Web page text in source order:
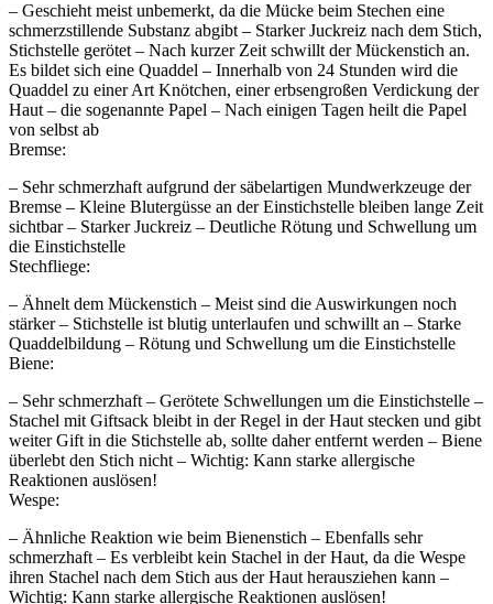
– Geschieht meist unbemerkt, da die Mücke beim Stechen eine
schmerzstillende Substanz abgibt – Starker Juckreiz nach dem Stich,
Stichstelle gerötet – Nach kurzer Zeit schwillt der Mückenstich an.
Es bildet sich eine Quaddel – Innerhalb von 24 Stunden wird die
Quaddel zu einer Art Knötchen, einer erbsengroßen Verdickung der
Haut – die sogenannte Papel – Nach einigen Tagen heilt die Papel
von selbst ab
Bremse:
– Sehr schmerzhaft aufgrund der säbelartigen Mundwerkzeuge der
Bremse – Kleine Blutergüsse an der Einstichstelle bleiben lange Zeit
sichtbar – Starker Juckreiz – Deutliche Rötung und Schwellung um
die Einstichstelle
Stechfliege:
– Ähnelt dem Mückenstich – Meist sind die Auswirkungen noch
stärker – Stichstelle ist blutig unterlaufen und schwillt an – Starke
Quaddelbildung – Rötung und Schwellung um die Einstichstelle
Biene:
– Sehr schmerzhaft – Gerötete Schwellungen um die Einstichstelle –
Stachel mit Giftsack bleibt in der Regel in der Haut stecken und gibt
weiter Gift in die Stichstelle ab, sollte daher entfernt werden – Biene
überlebt den Stich nicht – Wichtig: Kann starke allergische
Reaktionen auslösen!
Wespe:
– Ähnliche Reaktion wie beim Bienenstich – Ebenfalls sehr
schmerzhaft – Es verbleibt kein Stachel in der Haut, da die Wespe
ihren Stachel nach dem Stich aus der Haut herausziehen kann –
Wichtig: Kann starke allergische Reaktionen auslösen!